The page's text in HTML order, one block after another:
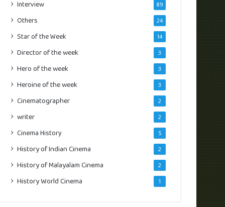
Interview 89
Others 24
Star of the Week 14
Director of the week 3
Hero of the week 3
Heroine of the week 3
Cinematographer 2
writer 2
Cinema History 5
History of Indian Cinema 2
History of Malayalam Cinema 2
History World Cinema 1